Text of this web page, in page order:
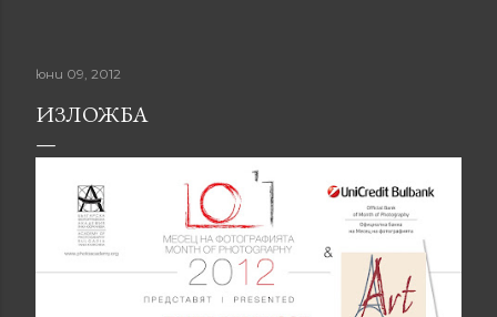
юни 09, 2012
ИЗЛОЖБА